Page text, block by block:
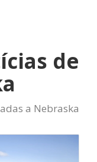
de
a Nebraska